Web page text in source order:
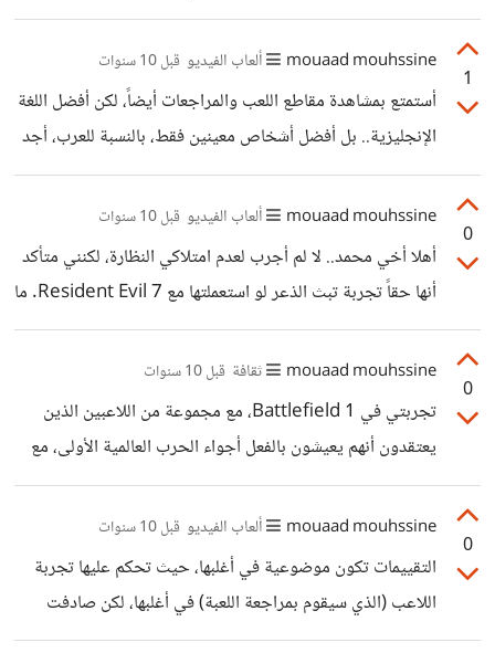
خدمات حسوب تركز على مساعدة المستخدمين في تحقيق
مدخول من مهاراتهم، توفير مساحة للنقاش ومشاركة الأفكار
وتعلم مجموعة من المهارات.. في حين أن موقع موضوع يركز
على توفير المحتوى المقروء، موسوعة من المواضيع التثقيفية
1
mouaad mouhssine ألعاب الفيديو قبل 10 سنوات
أستمتع بمشاهدة مقاطع اللعب والمراجعات أيضاً، لكن أفضل اللغة
الإنجليزية.. بل أفضل أشخاص معينين فقط، بالنسبة للعرب، أجد
أن الكثير يركز على لهجته المحلية وهي شيء أحياناً لا أفهمه، لذا
إن كنت سأشاهد مقطعاً أفضل أن يكون باللغة العربية الفُصحى.
أعتقد أن الظاهرة عالمية، محتوى الألعاب معروف عنه تشبعه
ووجود الملايين من الأشخاص يحاولون تقديم شيء فيه كل يوم،
0
mouaad mouhssine ألعاب الفيديو قبل 10 سنوات
أهلا أخي محمد.. لا لم أجرب لعدم امتلاكي النظارة، لكنني متأكد
أنها حقاً تجربة تبث الذعر لو استعملتها مع Resident Evil 7. ما
الذي يجعلك تعتقد أنه لايوجد رعب؟
0
mouaad mouhssine ثقافة قبل 10 سنوات
تجربتي في Battlefield 1، مع مجموعة من اللاعبين الذين
يعتقدون أنهم يعيشون بالفعل أجواء الحرب العالمية الأولى، مع
الكثير من المصطلحات الحربية القديمة والتوجيهات.. تجربة
ممتعة.
0
mouaad mouhssine ألعاب الفيديو قبل 10 سنوات
التقييمات تكون موضوعية في أغلبها، حيث تحكم عليها تجربة
اللاعب (الذي سيقوم بمراجعة اللعبة) في أغلبها، لكن صادفت
بعض الألعاب التي نالت تقييمات ضعيفة نسبيا مقارنة بالأداء الذي